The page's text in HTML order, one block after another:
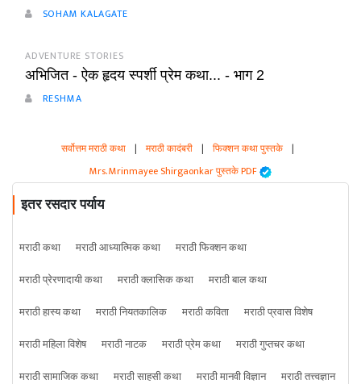
SOHAM KALAGATE
ADVENTURE STORIES
अभिजित - ऐक हृदय स्पर्शी प्रेम कथा... - भाग 2
RESHMA
सर्वोत्तम मराठी कथा | मराठी कादंबरी | फिक्शन कथा पुस्तके |
Mrs. Mrinmayee Shirgaonkar पुस्तके PDF
इतर रसदार पर्याय
मराठी कथा मराठी आध्यात्मिक कथा
मराठी फिक्शन कथा
मराठी प्रेरणादायी कथा
मराठी क्लासिक कथा
मराठी बाल कथा
मराठी हास्य कथा
मराठी नियतकालिक मराठी कविता
मराठी प्रवास विशेष
मराठी महिला विशेष
मराठी नाटक मराठी प्रेम कथा
मराठी गुप्तचर कथा
मराठी सामाजिक कथा
मराठी साहसी कथा मराठी मानवी विज्ञान
मराठी तत्त्वज्ञान